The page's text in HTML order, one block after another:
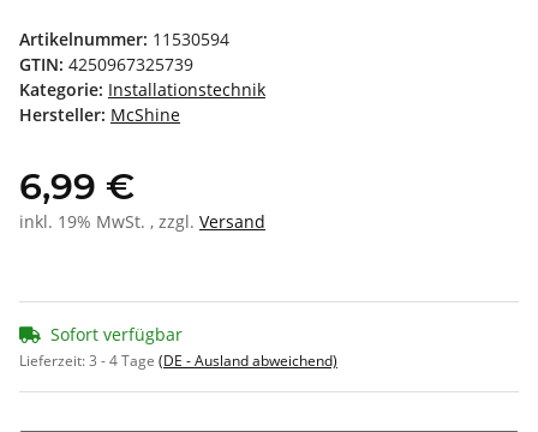
Artikelnummer: 11530594
GTIN: 4250967325739
Kategorie: Installationstechnik
Hersteller: McShine
6,99 €
inkl. 19% MwSt. , zzgl. Versand
Sofort verfügbar
Lieferzeit:3 - 4 Tage (DE - Ausland abweichend)